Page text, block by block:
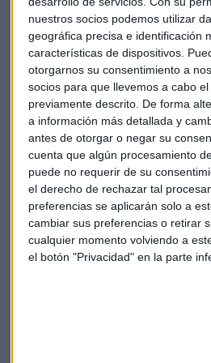
nuestros socios podemos utilizar
geográfica precisa e identificación
características de dispositivos.
otorgarnos su consentimiento a
socios para que llevemos a cabo
previamente descrito. De forma
a información más detallada y
antes de otorgar o negar su
cuenta que algún procesamiento
puede no requerir de su
el derecho de rechazar tal
preferencias se aplicarán solo a
cambiar sus preferencias o retirar
cualquier momento volviendo a
el botón "Privacidad" en la parte
Escucha la intervención
*Lo sentimos pero el audio ha sido
Futuro Dislocación
Pasado Presente Macbeth